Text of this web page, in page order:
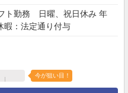
ト勤務 日曜、祝日休み 年
暇：法定通り付与
今が狙い目！